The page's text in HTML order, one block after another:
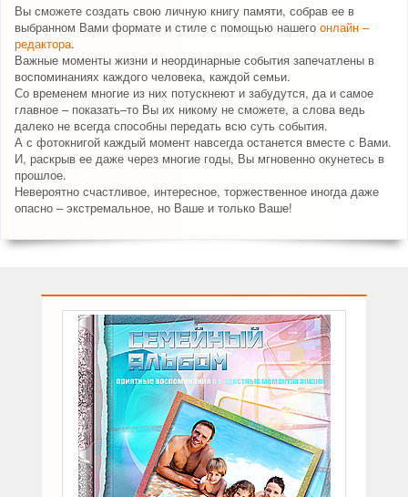
Вы сможете создать свою личную книгу памяти, собрав ее в
выбранном Вами формате и стиле с помощью нашего онлайн –
редактора.
Важные моменты жизни и неординарные события запечатлены в
воспоминаниях каждого человека, каждой семьи.
Со временем многие из них потускнеют и забудутся, да и самое
главное – показать–то Вы их никому не сможете, а слова ведь
далеко не всегда способны передать всю суть события.
А с фотокнигой каждый момент навсегда останется вместе с Вами.
И, раскрыв ее даже через многие годы, Вы мгновенно окунетесь в
прошлое.
Невероятно счастливое, интересное, торжественное иногда даже
опасно – экстремальное, но Ваше и только Ваше!